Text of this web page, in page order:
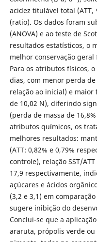
acidez titulável total (ATT,
(ratio). Os dados foram
(ANOVA) e ao teste de
resultados estatísticos, o
melhor conservação geral
Para os atributos físicos,
dias, com menor perda
relação ao inicial) e
de 10,02 N), diferindo
(perda de massa de
atributos químicos, os
melhores resultados:
(ATT: 0,82% e 0,79%
controle), relação SST/
17,9 respectivamente,
açúcares e ácidos
(3,2 e 3,1) em
sugere inibição do
Conclui-se que a
araruta, própolis verde